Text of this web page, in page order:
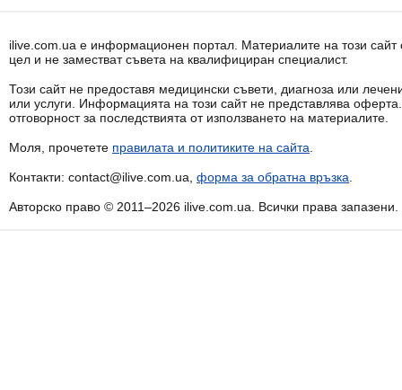
ilive.com.ua е информационен портал. Материалите на този
цел и не заместват съвета на квалифициран специалист.
Този сайт не предоставя медицински съвети, диагноза или
или услуги. Информацията на този сайт не представлява
отговорност за последствията от използването на материалите.
Моля, прочетете правилата и политиките на сайта
Контакти: contact@ilive.com.ua, форма за обратна връзка
Авторско право © 2011–2026 ilive.com.ua. Всички права запазени.